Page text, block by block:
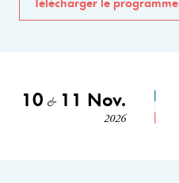
10 &11 Nov.
2026